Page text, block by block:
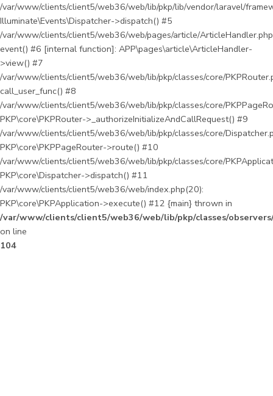
/var/www/clients/client5/web36/web/lib/pkp/lib/vendor/laravel/
Illuminate\Events\Dispatcher->dispatch() #5
/var/www/clients/client5/web36/web/pages/article/
event() #6 [internal function]: APP\pages\article\ArticleHandler-
>view() #7
/var/www/clients/client5/web36/web/lib/pkp/classes/core/
call_user_func() #8
/var/www/clients/client5/web36/web/lib/pkp/classes/core/
PKP\core\PKPRouter->_authorizeInitializeAndCallRequest() #9
/var/www/clients/client5/web36/web/lib/pkp/classes/core/
PKP\core\PKPPageRouter->route() #10
/var/www/clients/client5/web36/web/lib/pkp/classes/core/
PKP\core\Dispatcher->dispatch() #11
/var/www/clients/client5/web36/web/index.php(20):
PKP\core\PKPApplication->execute() #12 {main} thrown in
/var/www/clients/client5/web36/web/lib/pkp/classes/
on line
104